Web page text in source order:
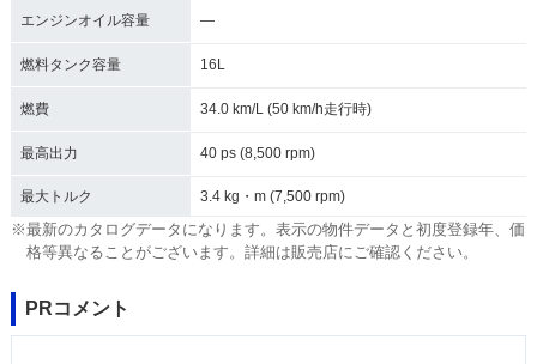
エンジンオイル容量 ―
燃料タンク容量 16L
燃費 34.0 km/L (50 km/h走行時)
最高出力 40 ps (8,500 rpm)
最大トルク 3.4 kg・m (7,500 rpm)
※最新のカタログデータになります。表示の物件データと初度登録年、価
格等異なることがございます。詳細は販売店にご確認ください。
PRコメント